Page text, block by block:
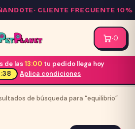
CLIENTE FRECUENTE 10% OFF
·0
de las13:00 tu pedido llega hoy
Aplica condiciones
de búsqueda para “equilibrio”